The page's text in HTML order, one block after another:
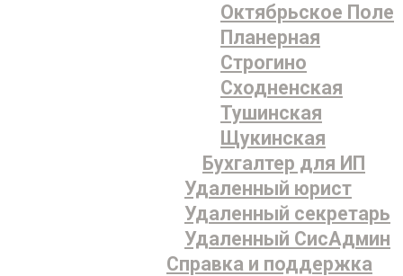
Октябрьское Поле
Планерная
Строгино
Сходненская
Тушинская
Щукинская
Бухгалтер для ИП
Удаленный юрист
Удаленный секретарь
Удаленный СисАдмин
Справка и поддержка